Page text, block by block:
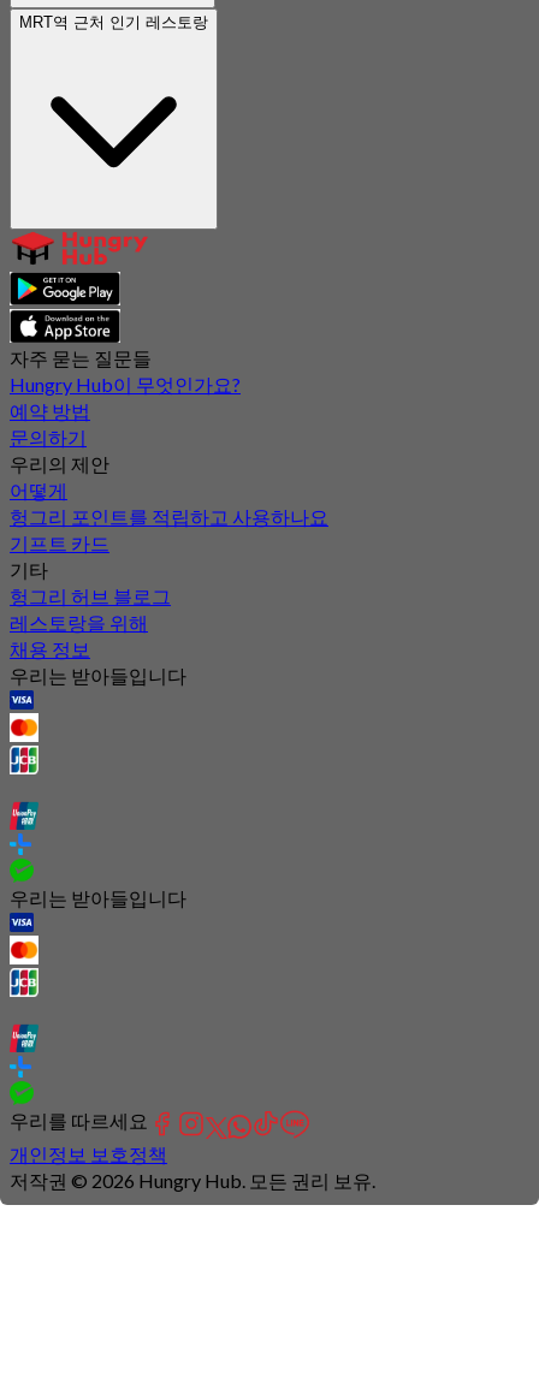
MRT역 근처 인기 레스토랑
자주 묻는 질문들
Hungry Hub이 무엇인가요?
예약 방법
문의하기
우리의 제안
어떻게
헝그리 포인트를 적립하고 사용하나요
기프트 카드
기타
헝그리 허브 블로그
레스토랑을 위해
채용 정보
우리는 받아들입니다
우리는 받아들입니다
우리를 따르세요
개인정보 보호정책
저작권 © 2026 Hungry Hub. 모든 권리 보유.
Connection